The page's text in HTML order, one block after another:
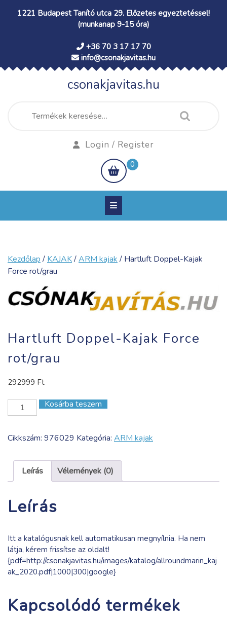
1221 Budapest Tanító utca 29. Előzetes egyeztetéssel!
(munkanap 9-15 óra)
+36 70 3 17 17 70
info@csonakjavitas.hu
csonakjavitas.hu
Keresés
a
Login / Register
shopping
cart
0
Kezdőlap/ KAJAK/ARM kajak/ Hartluft Doppel-Kajak
Force rot/grau
Hartluft Doppel-Kajak Force
rot/grau
292999 Ft
Hartluft
Doppel-
Force
mennyiség
Kosárba teszem
Cikkszám: 976029 Kategória: ARM kajak
Leírás Vélemények (0)
Leírás
Itt a katalógusnak kell automatikusan megnyílnia. Ha nem
látja, kérem frissítse az oldalt!
{pdf=http://csonakjavitas.hu/images/katalog/allroundmarin_kaj
ak_2020.pdf|1000|300|google}
Kapcsolódó termékek